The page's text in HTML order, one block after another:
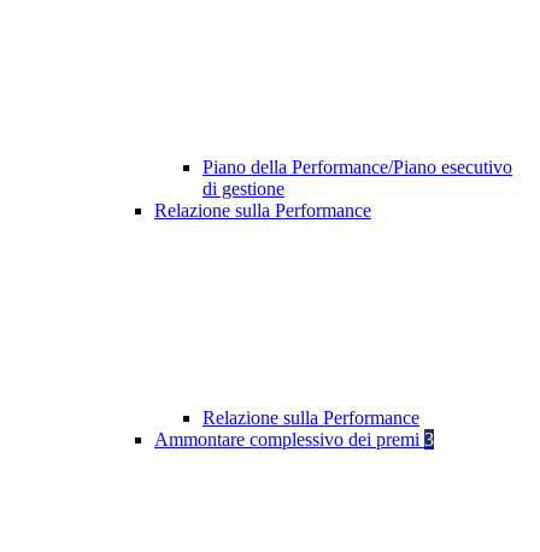
Piano della Performance/Piano esecutivo
di gestione
Relazione sulla Performance
Relazione sulla Performance
Ammontare complessivo dei premi 3